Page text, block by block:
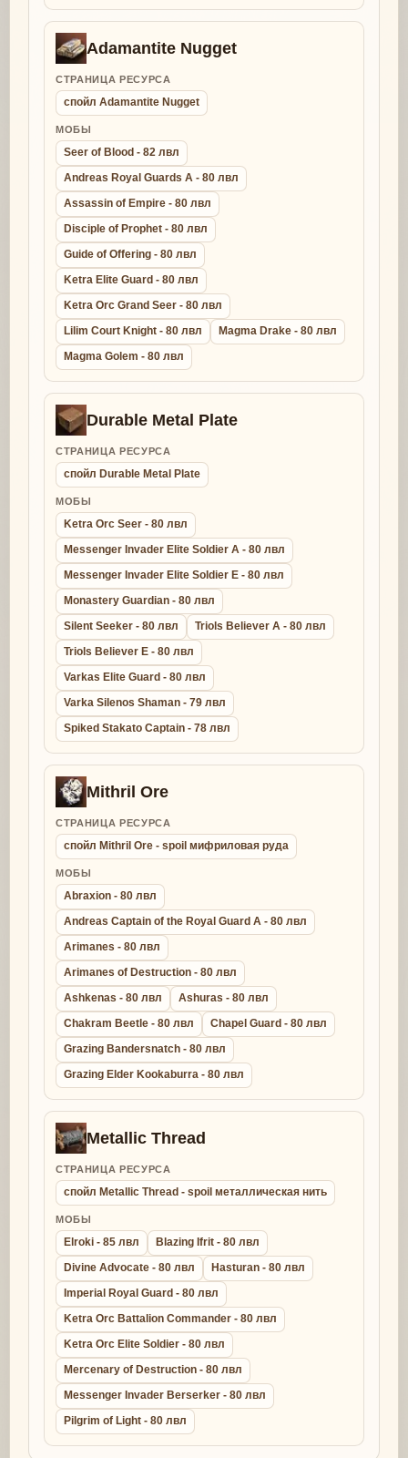
Adamantite Nugget
СТРАНИЦА РЕСУРСА
спойл Adamantite Nugget
МОБЫ
Seer of Blood - 82 лвл
Andreas Royal Guards A - 80 лвл
Assassin of Empire - 80 лвл
Disciple of Prophet - 80 лвл
Guide of Offering - 80 лвл
Ketra Elite Guard - 80 лвл
Ketra Orc Grand Seer - 80 лвл
Lilim Court Knight - 80 лвл
Magma Drake - 80 лвл
Magma Golem - 80 лвл
Durable Metal Plate
СТРАНИЦА РЕСУРСА
спойл Durable Metal Plate
МОБЫ
Ketra Orc Seer - 80 лвл
Messenger Invader Elite Soldier A - 80 лвл
Messenger Invader Elite Soldier E - 80 лвл
Monastery Guardian - 80 лвл
Silent Seeker - 80 лвл
Triols Believer A - 80 лвл
Triols Believer E - 80 лвл
Varkas Elite Guard - 80 лвл
Varka Silenos Shaman - 79 лвл
Spiked Stakato Captain - 78 лвл
Mithril Ore
СТРАНИЦА РЕСУРСА
спойл Mithril Ore - spoil мифриловая руда
МОБЫ
Abraxion - 80 лвл
Andreas Captain of the Royal Guard A - 80 лвл
Arimanes - 80 лвл
Arimanes of Destruction - 80 лвл
Ashkenas - 80 лвл
Ashuras - 80 лвл
Chakram Beetle - 80 лвл
Chapel Guard - 80 лвл
Grazing Bandersnatch - 80 лвл
Grazing Elder Kookaburra - 80 лвл
Metallic Thread
СТРАНИЦА РЕСУРСА
спойл Metallic Thread - spoil металлическая нить
МОБЫ
Elroki - 85 лвл
Blazing Ifrit - 80 лвл
Divine Advocate - 80 лвл
Hasturan - 80 лвл
Imperial Royal Guard - 80 лвл
Ketra Orc Battalion Commander - 80 лвл
Ketra Orc Elite Soldier - 80 лвл
Mercenary of Destruction - 80 лвл
Messenger Invader Berserker - 80 лвл
Pilgrim of Light - 80 лвл